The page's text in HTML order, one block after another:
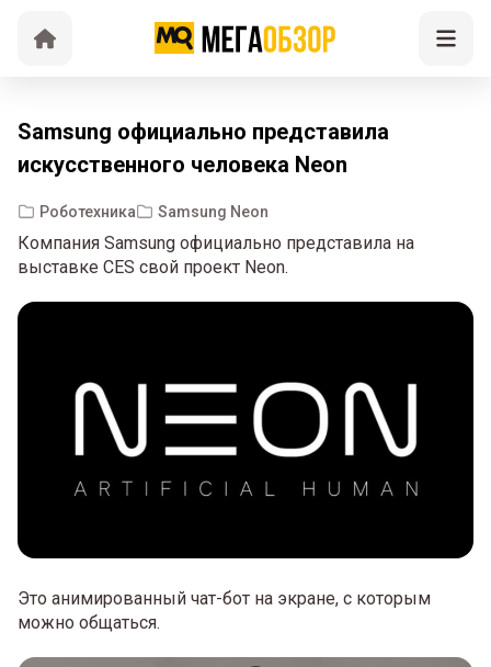
Samsung официально представила
искусственного человека Neon
Роботехника Samsung Neon
Компания Samsung официально представила на
выставке CES свой проект Neon.
Это анимированный чат-бот на экране, с которым
можно общаться.